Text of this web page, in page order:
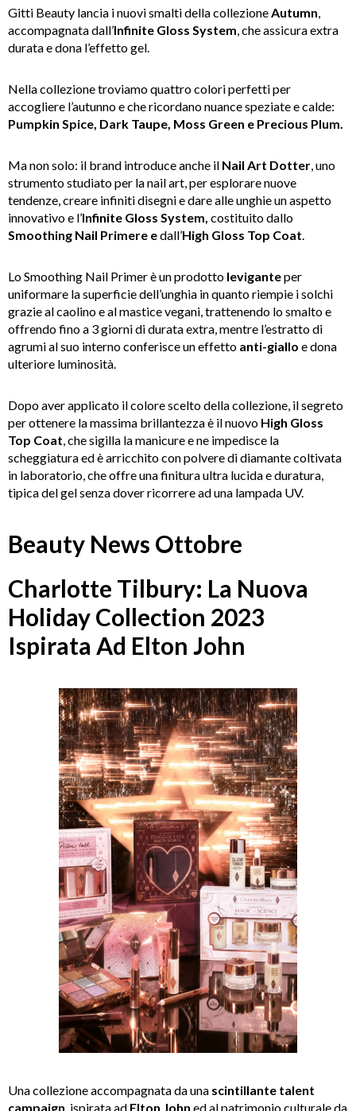
Gitti Beauty lancia i nuovi smalti della collezioneAutumn,
accompagnata dall’Infinite Gloss System, che assicura extra
durata e dona l’effetto gel.
Nella collezione troviamo quattro colori perfetti per
accogliere l’autunno e che ricordano nuance speziate e calde:
Pumpkin Spice, Dark Taupe, Moss Green e Precious Plum.
Ma non solo: il brand introduce anche il Nail Art Dotter, uno
strumento studiato per la nail art, per esplorare nuove
tendenze, creare infiniti disegni e dare alle unghie un aspetto
innovativo e l’Infinite Gloss System, costituito dallo
Smoothing Nail Primere edall’High Gloss Top Coat.
Lo Smoothing Nail Primer è un prodotto leviganteper
uniformare la superficie dell’unghia in quanto riempie i solchi
grazie al caolino e al mastice vegani, trattenendo lo smalto e
offrendo fino a 3 giorni di durata extra, mentre l’estratto di
agrumi al suo interno conferisce un effetto anti-giallo e dona
ulteriore luminosità.
Dopo aver applicato il colore scelto della collezione, il segreto
per ottenere la massima brillantezza è il nuovo High Gloss
Top Coat, che sigilla la manicure e ne impedisce la
scheggiatura ed è arricchito con polvere di diamante coltivata
in laboratorio, che offre una finitura ultra lucida e duratura,
tipica del gel senza dover ricorrere ad una lampada UV.
Beauty News Ottobre
Charlotte Tilbury: La Nuova
Holiday Collection 2023
Ispirata Ad Elton John
Unacollezione accompagnata da una scintillante talent
campaign , ispirata ad Elton John ed al patrimonio culturale da